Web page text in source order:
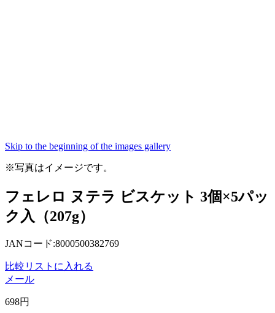
Skip to the beginning of the images gallery
※写真はイメージです。
フェレロ ヌテラ ビスケット 3個×5パッ
ク入（207g）
JANコード:8000500382769
比較リストに入れる
メール
698円